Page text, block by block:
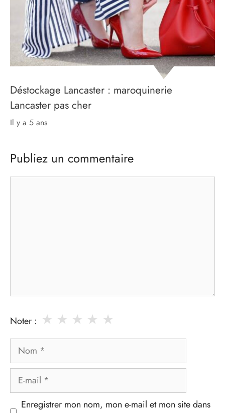
Déstockage Lancaster : maroquinerie
Lancaster pas cher
il y a 5 ans
Publiez un commentaire
Noter : ★
★
★
★
★
Nom
Enregistrer mon nom, mon e-mail et mon site dans